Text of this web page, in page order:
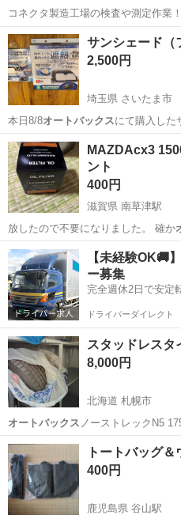
コネクタ製造工場の検査や測定作業
日128日★クリーンルーム内作業★マ
★就業先食堂利用可！日払い制度あり！
工場のお仕事 ◇コネクタ製造工...
茨城 常陸大宮市
サンシェード（
2,500円
埼玉県 さいたま市
本日8/8オートバックスにて購入した
埼玉 さいたま市 内装、イ
MAZDAcx3
ント
400円
滋賀県 南草津駅
放したので不要になりました。 確か
カタログの適合表…
滋賀 大津市 南草津駅 メ
【未経験OK🚚
ー募集
完全週休2日で安定
ドライバーダイレクト
スタッドレスタ
8,000円
北海道 札幌市
オートバックス ノーストレックN5
北海道 札幌市 タイヤ、ホイ
トートバッグ
400円
鹿児島県 谷山駅